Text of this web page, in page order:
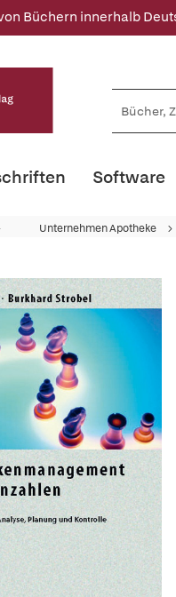
Büchern innerhalb
Software
Unternehmen Apotheke